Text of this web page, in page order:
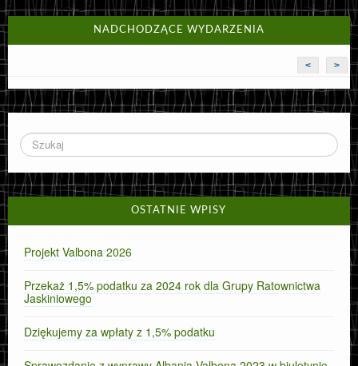
NADCHODZĄCE WYDARZENIA
< >
OSTATNIE WPISY
Projekt Valbona 2026
Przekaż 1,5% podatku za 2024 rok dla Grupy Ratownictwa
Jaskiniowego
Dziękujemy za wpłaty z 1,5% podatku